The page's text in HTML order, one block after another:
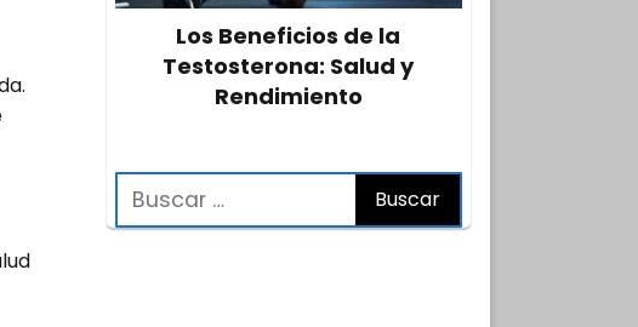
Los Beneficios de la
Testosterona: Salud y
Rendimiento